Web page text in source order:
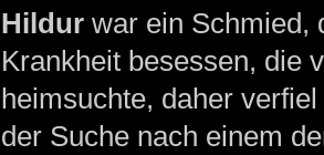
Hildur war ein Schmied,
Krankheit besessen, die
heimsuchte, daher
der Suche nach einem